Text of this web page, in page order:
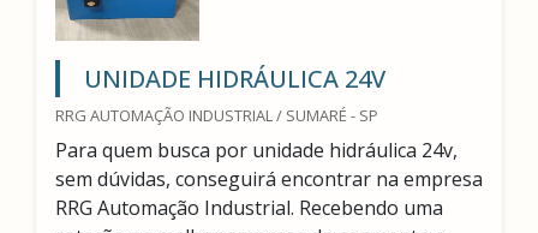
UNIDADE HIDRÁULICA 24V
RRG AUTOMAÇÃO INDUSTRIAL / SUMARÉ - SP
Para quem busca por unidade hidráulica 24v,
sem dúvidas, conseguirá encontrar na empresa
RRG Automação Industrial. Recebendo uma